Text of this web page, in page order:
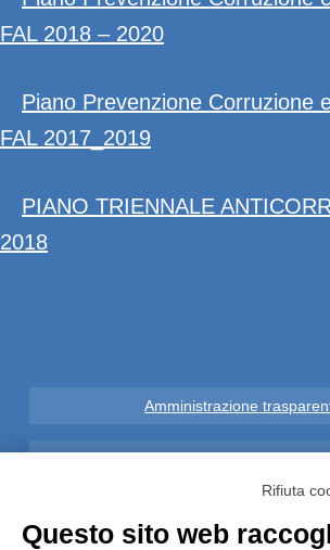
FAL 2018 – 2020
Piano Prevenzione Corruzione
FAL 2017_2019
PIANO TRIENNALE
2018
Amministrazione
Rifiuta
Questo sito web